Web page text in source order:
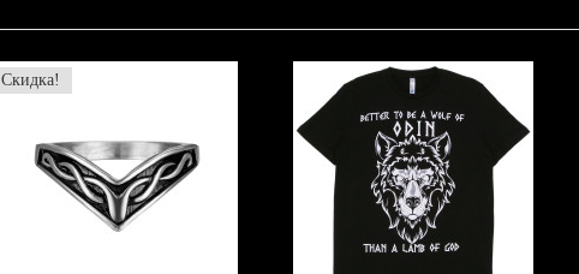
Скидка!